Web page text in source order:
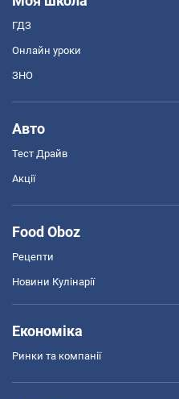
ГДЗ
Онлайн уроки
ЗНО
Авто
Тест Драйв
Акції
Food Oboz
Рецепти
Новини Кулінарії
Економіка
Ринки та компанії